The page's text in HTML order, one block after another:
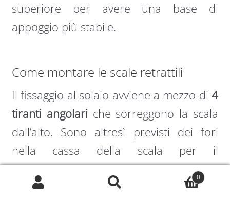
superiore per avere una base di
appoggio più stabile.
Come montare le scale retrattili
Il fissaggio al solaio avviene a mezzo di4
tiranti angolariche sorreggono la scala
dall’alto. Sono altresì previsti dei fori
nella cassa della scala per il
tassellamento eventuale al solaio. Si
consiglia, in caso, di inserire uno
0